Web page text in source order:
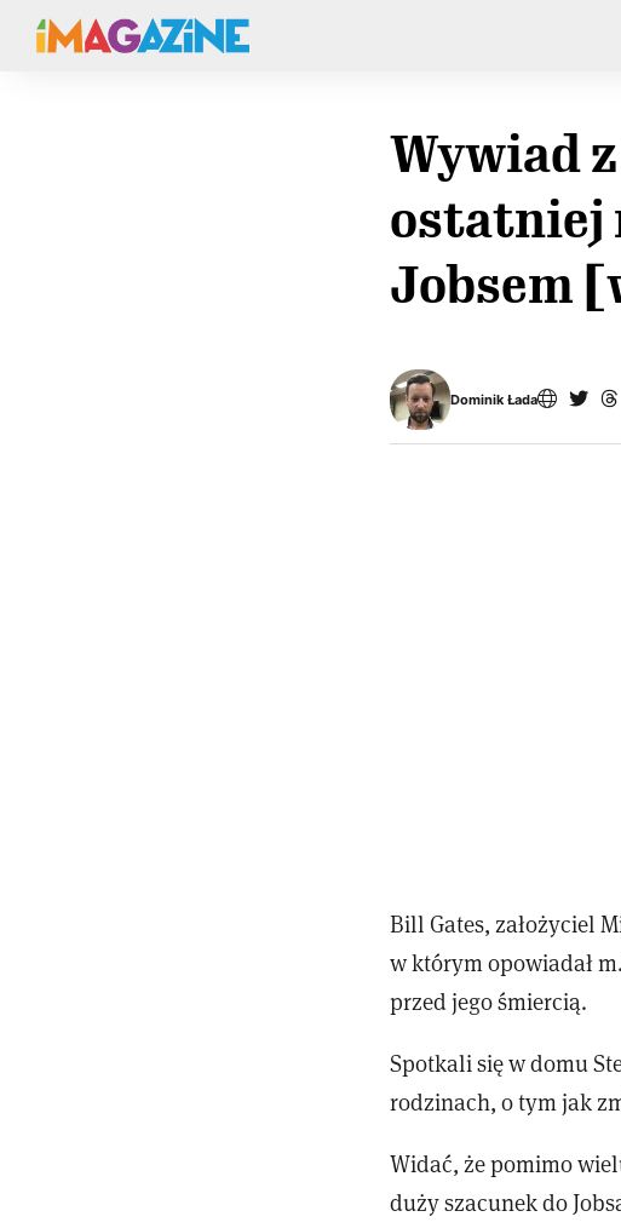
Wywiad
ostatniej
Jobsem
Dominik Łada
Bill Gates, założyciel
w którym opowiadał
przed jego śmiercią.
Spotkali się w domu
rodzinach, o tym jak
Widać, że pomimo
duży szacunek do